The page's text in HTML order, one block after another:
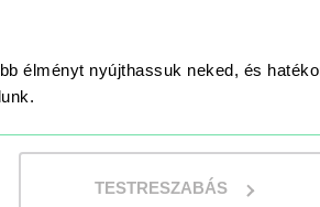
élményt nyújthassuk neked, és
TESTRESZABÁS